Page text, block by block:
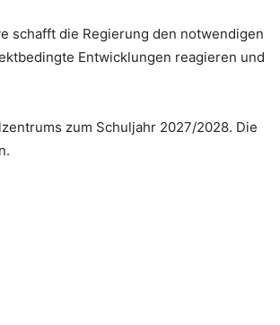
schafft die Regierung den notwendigen
Entwicklungen reagieren und
zum Schuljahr 2027/2028. Die